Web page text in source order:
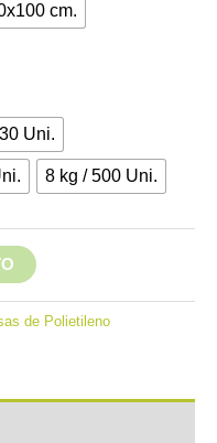
cm.
Uni.
8 kg / 500 Uni.
de Polietileno